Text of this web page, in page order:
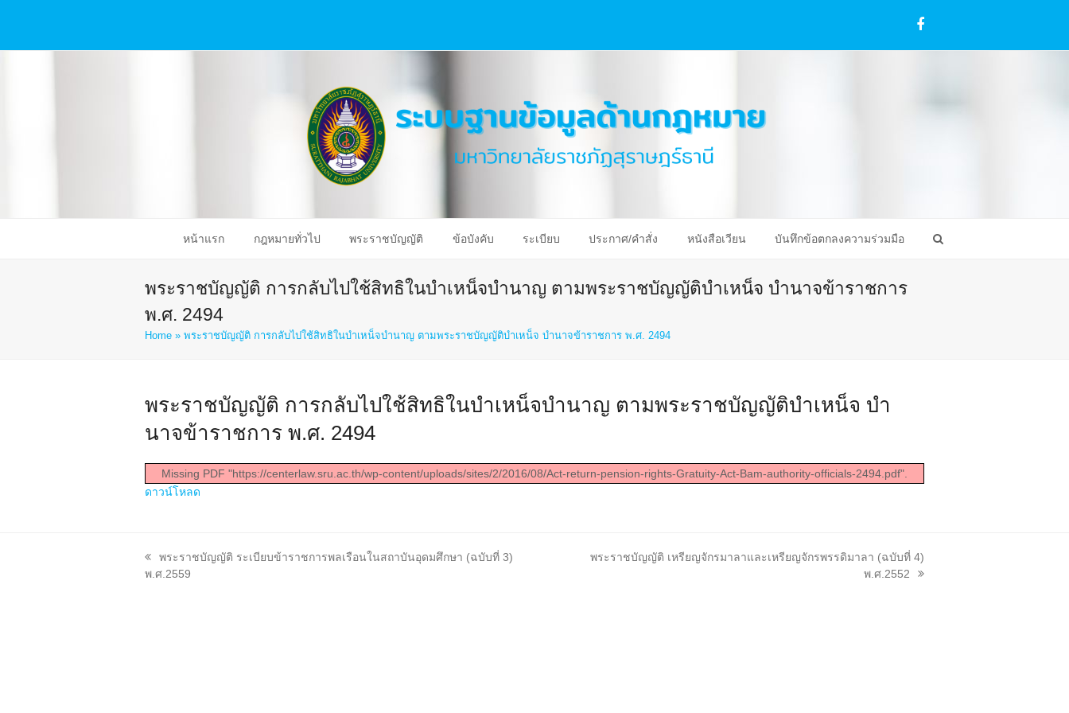
Facebook
หน้าแรก กฎหมายทั่วไป พระราชบัญญัติ ข้อบังคับ ระเบียบ ประกาศ/คำสั่ง หนังสือเวียน บันทึกข้อตกลงความร่วมมือ
พระราชบัญญัติ การกลับไปใช้สิทธิในบำเหน็จบำนาญ ตามพระราชบัญญัติบำเหน็จ บำนาจข้าราชการ
พ.ศ. 2494
Home » พระราชบัญญัติ การกลับไปใช้สิทธิในบำเหน็จบำนาญ ตามพระราชบัญญัติบำเหน็จ บำนาจข้าราชการ พ.ศ. 2494
พระราชบัญญัติ การกลับไปใช้สิทธิในบำเหน็จบำนาญ ตามพระราชบัญญัติบำเหน็จ บำ
นาจข้าราชการ พ.ศ. 2494
Missing PDF "https://centerlaw.sru.ac.th/wp-content/uploads/sites/2/2016/08/Act-return-pension-rights-Gratuity-Act-Bam-authority-officials-2494.pdf".
ดาวน์โหลด
previous
post:
พระราชบัญญัติ ระเบียบข้าราชการพลเรือนในสถาบันอุดมศึกษา (ฉบับที่ 3)
พ.ศ.2559
next
พระราชบัญญัติ เหรียญจักรมาลาและเหรียญจักรพรรดิมาลา (ฉบับที่ 4)
พ.ศ.2552